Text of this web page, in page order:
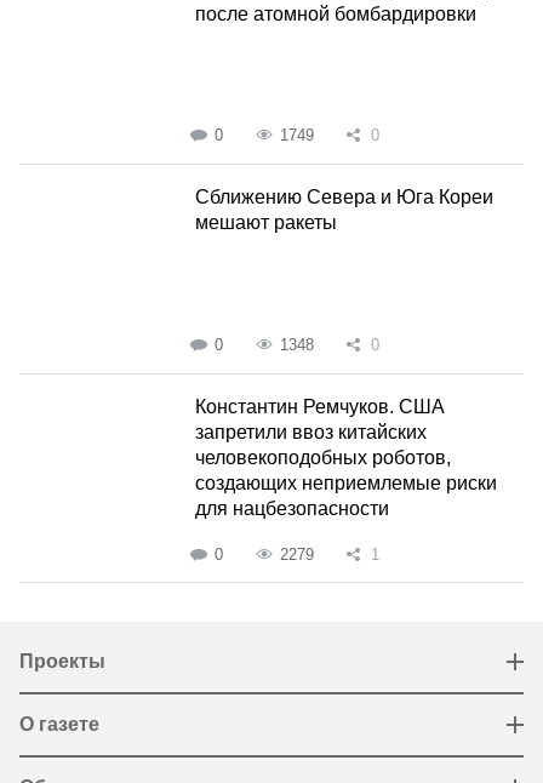
после атомной бомбардировки
0 1749 0
Сближению Севера и Юга Кореи
мешают ракеты
0 1348 0
Константин Ремчуков. США
запретили ввоз китайских
человекоподобных роботов,
создающих неприемлемые риски
для нацбезопасности
0 2279 1
Проекты
О газете